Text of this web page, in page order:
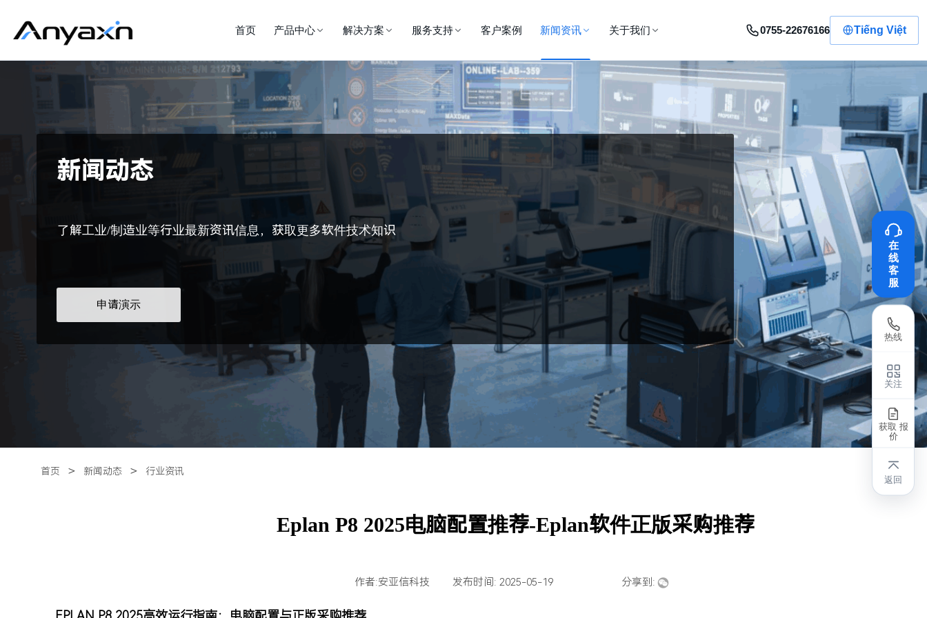
新闻动态
了解工业/制造业等行业最新资讯信息，获取更多软件技术知识
申请演示
首页 ＞ 新闻动态 ＞ 行业资讯
Eplan P8 2025电脑配置推荐-Eplan软件正版采购推荐
作者:安亚信科技 发布时间: 2025-05-19 分享到:
首页 产品中心 解决方案 服务支持 客户案例 新闻资讯 关于我们 0755-22676166 Tiếng Việt
在
线
客
服
热线
关注
获取 报
价
返回